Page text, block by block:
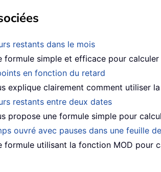
restants dans le mois
formule simple et efficace pour
en fonction du retard
explique clairement comment utiliser
restants entre deux dates
propose une formule simple pour
ouvré avec pauses dans une feuille
formule utilisant la fonction MOD pour